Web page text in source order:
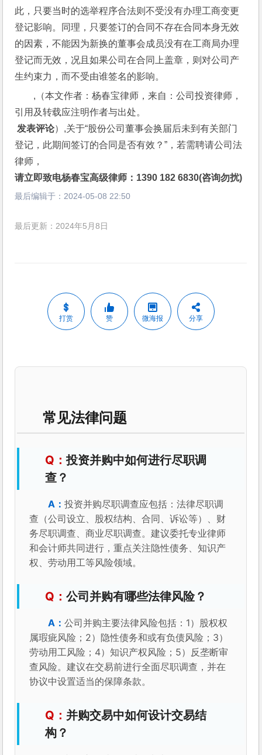
此，只要当时的选举程序合法则不受没有办理工商变更
登记影响。同理，只要签订的合同不存在合同本身无效
的因素，不能因为新换的董事会成员没有在工商局办理
登记而无效，况且如果公司在合同上盖章，则对公司产
生约束力，而不受由谁签名的影响。
,（本文作者：杨春宝律师，来自：公司投资律师，
引用及转载应注明作者与出处。
发表评论）,关于“股份公司董事会换届后未到有关部门
登记，此期间签订的合同是否有效？”，若需聘请公司法
律师，
请立即致电杨春宝高级律师：1390 182 6830(咨询勿扰)
最后编辑于： 2024-05-08 22:50
最后更新：2024年5月8日
打赏 赞 微海报 分享
常见法律问题
投资并购中如何进行尽职调
查？
投资并购尽职调查应包括：法律尽职调
查（公司设立、股权结构、合同、诉讼等）、财
务尽职调查、商业尽职调查。建议委托专业律师
和会计师共同进行，重点关注隐性债务、知识产
权、劳动用工等风险领域。
公司并购有哪些法律风险？
公司并购主要法律风险包括：1）股权权
属瑕疵风险；2）隐性债务和或有负债风险；3）
劳动用工风险；4）知识产权风险；5）反垄断审
查风险。建议在交易前进行全面尽职调查，并在
协议中设置适当的保障条款。
并购交易中如何设计交易结
构？